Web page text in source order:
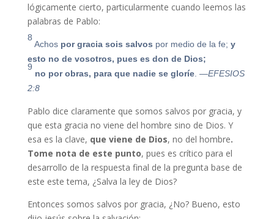
lógicamente cierto, particularmente cuando leemos las
palabras de Pablo:
8
Achos por gracia sois salvos por medio de la fe; y
esto no de vosotros, pues es don de Dios;
9
no por obras, para que nadie se gloríe. —EFESIOS
2:8
Pablo dice claramente que somos salvos por gracia, y
que esta gracia no viene del hombre sino de Dios. Y
esa es la clave, que viene de Dios, no del hombre.
Tome nota de este punto, pues es crítico para el
desarrollo de la respuesta final de la pregunta base de
este este tema, ¿Salva la ley de Dios?
Entonces somos salvos por gracia, ¿No? Bueno, esto